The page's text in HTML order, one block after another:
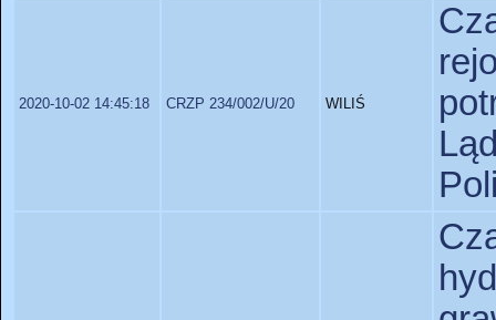
2020-10-02 14:45:18 CRZP 234/002/U/20 WILIŚ